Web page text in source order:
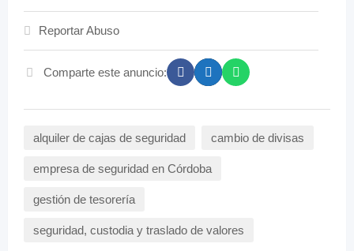
Reportar Abuso
Comparte este anuncio:
alquiler de cajas de seguridad cambio de divisas
empresa de seguridad en Córdoba
gestión de tesorería
seguridad, custodia y traslado de valores